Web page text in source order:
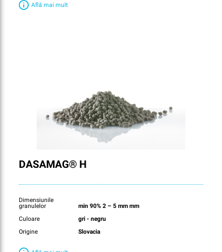
Află mai mult
DASAMAG® H
Dimensiunile
granulelor
min 90% 2 – 5 mm mm
Culoare
gri - negru
Origine
Slovacia